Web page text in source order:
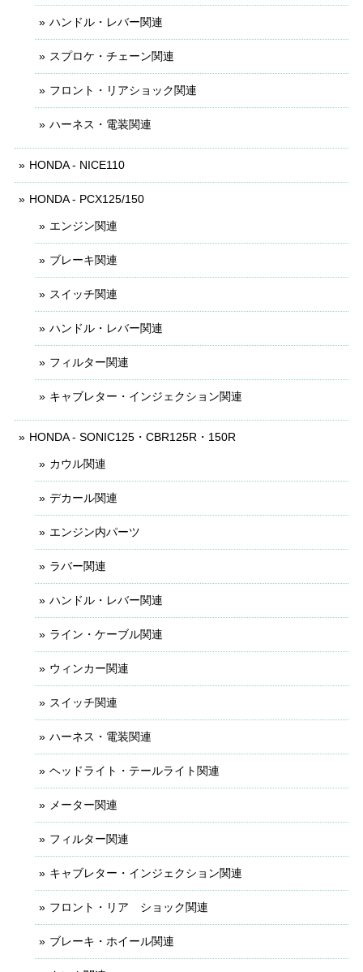
ハンドル・レバー関連
スプロケ・チェーン関連
フロント・リアショック関連
ハーネス・電装関連
HONDA - NICE110
HONDA - PCX125/150
エンジン関連
ブレーキ関連
スイッチ関連
ハンドル・レバー関連
フィルター関連
キャブレター・インジェクション関連
HONDA - SONIC125・CBR125R・150R
カウル関連
デカール関連
エンジン内パーツ
ラバー関連
ハンドル・レバー関連
ライン・ケーブル関連
ウィンカー関連
スイッチ関連
ハーネス・電装関連
ヘッドライト・テールライト関連
メーター関連
フィルター関連
キャブレター・インジェクション関連
フロント・リア ショック関連
ブレーキ・ホイール関連